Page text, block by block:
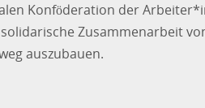
Konföderation der
Zusammenarbeit
auszubauen.